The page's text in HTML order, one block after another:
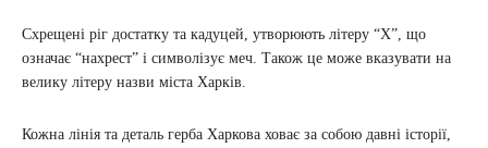
Схрещені ріг достатку та кадуцей, утворюють літеру “Х”, що
означає “нахрест” і символізує меч. Також це може вказувати на
велику літеру назви міста Харків.
Кожна лінія та деталь герба Харкова ховає за собою давні історії,